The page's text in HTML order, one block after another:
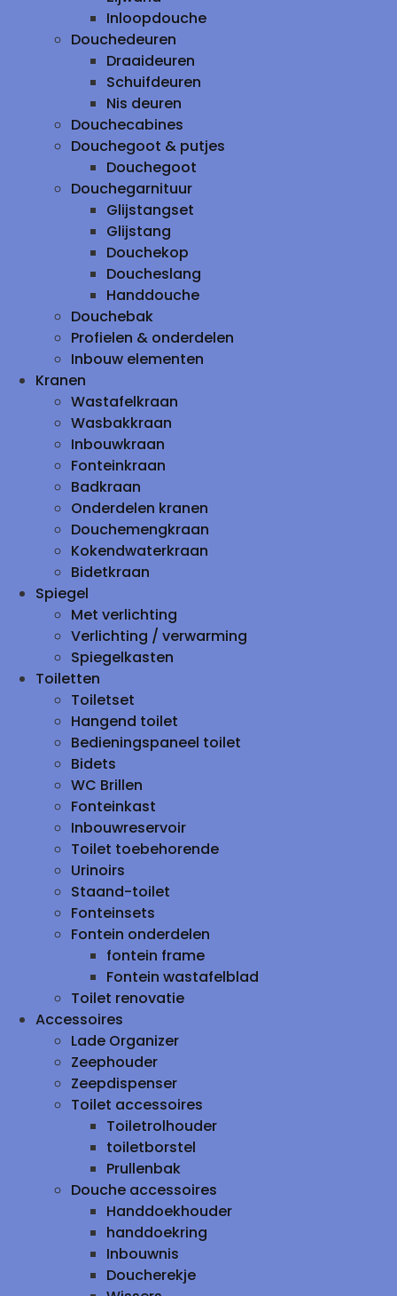
Inloopdouche
Douchedeuren
Draaideuren
Schuifdeuren
Nis deuren
Douchecabines
Douchegoot & putjes
Douchegoot
Douchegarnituur
Glijstangset
Glijstang
Douchekop
Doucheslang
Handdouche
Douchebak
Profielen & onderdelen
Inbouw elementen
Kranen
Wastafelkraan
Wasbakkraan
Inbouwkraan
Fonteinkraan
Badkraan
Onderdelen kranen
Douchemengkraan
Kokendwaterkraan
Bidetkraan
Spiegel
Met verlichting
Verlichting / verwarming
Spiegelkasten
Toiletten
Toiletset
Hangend toilet
Bedieningspaneel toilet
Bidets
WC Brillen
Fonteinkast
Inbouwreservoir
Toilet toebehorende
Urinoirs
Staand-toilet
Fonteinsets
Fontein onderdelen
fontein frame
Fontein wastafelblad
Toilet renovatie
Accessoires
Lade Organizer
Zeephouder
Zeepdispenser
Toilet accessoires
Toiletrolhouder
toiletborstel
Prullenbak
Douche accessoires
Handdoekhouder
handdoekring
Inbouwnis
Doucherekje